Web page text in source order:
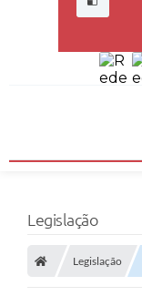
Legislação
Legislação